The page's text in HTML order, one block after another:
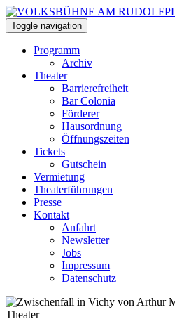
Toggle navigation
Programm
Archiv
Theater
Barrierefreiheit
Bar Colonia
Förderer
Hausordnung
Öffnungszeiten
Tickets
Gutschein
Vermietung
Theaterführungen
Presse
Kontakt
Anfahrt
Newsletter
Jobs
Impressum
Datenschutz
Theater